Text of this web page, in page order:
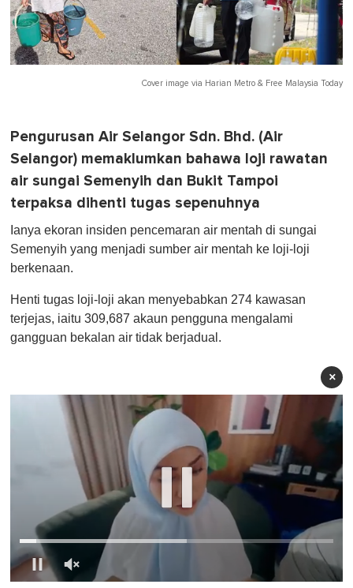
Cover image via Harian Metro & Free Malaysia Today
Pengurusan Air Selangor Sdn. Bhd. (Air
Selangor) memaklumkan bahawa loji rawatan
air sungai Semenyih dan Bukit Tampoi
terpaksa dihenti tugas sepenuhnya
Ianya ekoran insiden pencemaran air mentah di sungai
Semenyih yang menjadi sumber air mentah ke loji-loji
berkenaan.
Henti tugas loji-loji akan menyebabkan 274 kawasan
terjejas, iaitu 309,687 akaun pengguna mengalami
gangguan bekalan air tidak berjadual.
×